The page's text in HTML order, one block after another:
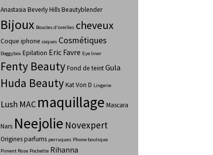
Anastasia Beverly HillsBeautyblender
Bijoux Boucles d'oreilles cheveux
Coque iphone coques Cosmétiques
Doggybox Epilation Eric Favre Eye liner
Fenty BeautyFond de teintGula
Huda BeautyKat Von D Lingerie
Lush MAC maquillage Mascara
Nars Neejolie Novexpert
Origines parfums perruques Phone boutique
Piment Rose Pochette Rihanna